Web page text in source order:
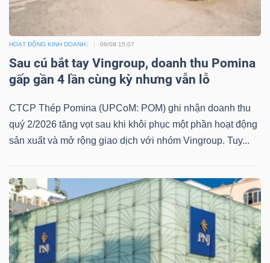
HOẠT ĐỘNG KINH DOANH 06/08 15:07
Sau cú bắt tay Vingroup, doanh thu Pomina
gấp gần 4 lần cùng kỳ nhưng vẫn lỗ
CTCP Thép Pomina (UPCoM: POM) ghi nhận doanh thu
quý 2/2026 tăng vọt sau khi khôi phục một phần hoạt động
sản xuất và mở rộng giao dịch với nhóm Vingroup. Tuy...